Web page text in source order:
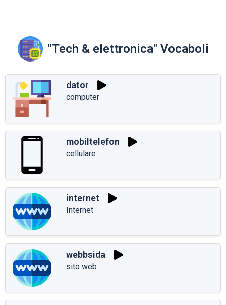
"Tech & elettronica" Vocaboli
dator
computer
mobiltelefon
cellulare
internet
Internet
webbsida
sito web